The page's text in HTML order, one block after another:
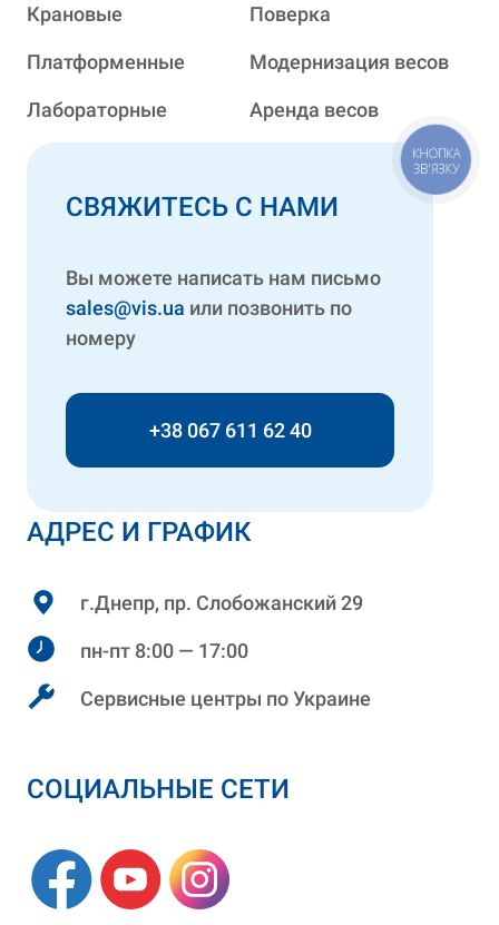
АДРЕС И ГРАФИК
г.Днепр, пр. Слобожанский 29
пн-пт 8:00 — 17:00
Сервисные центры по Украине
СОЦИАЛЬНЫЕ СЕТИ
Крановые
Платформенные
Лабораторные
Поверка
Модернизация весов
Аренда весов
СВЯЖИТЕСЬ С НАМИ
Вы можете написать нам письмо
sales@vis.ua или позвонить по
номеру
+38 067 611 62 40
КНОПКА
ЗВ'ЯЗКУ